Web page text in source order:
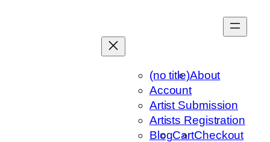
(no title)About
Account
Artist Submission
Artists Registration
BlogCartCheckout